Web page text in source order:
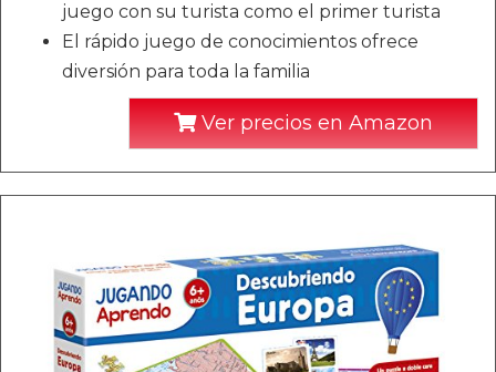
juego con su turista como el primer turista
El rápido juego de conocimientos ofrece
diversión para toda la familia
Ver precios en Amazon